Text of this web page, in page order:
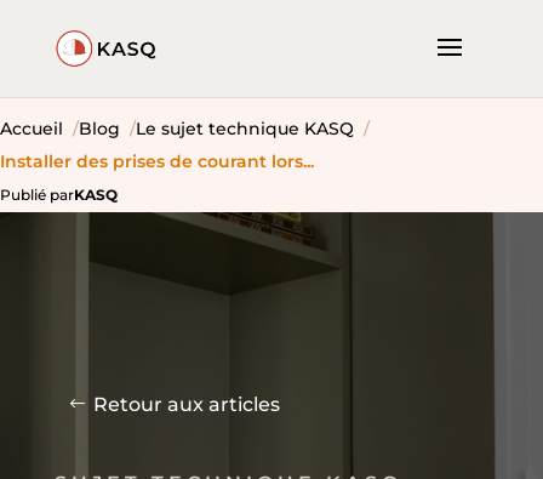
Accueil Blog
Le sujet technique KASQ
Installer des prises de courant lors...
Publié parKASQ
Retour aux articles